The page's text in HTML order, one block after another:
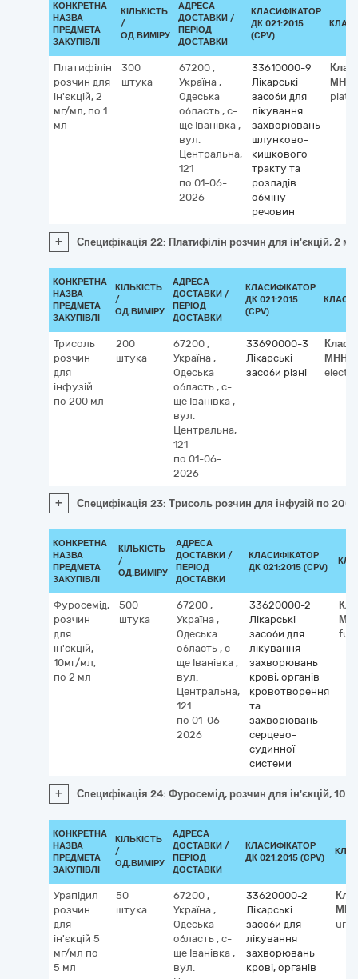
КОНКРЕТНА
НАЗВА
ПРЕДМЕТА
ЗАКУПІВЛІ
КІЛЬКІСТЬ
/
ОД.ВИМІРУ
АДРЕСА
ДОСТАВКИ /
ПЕРІОД
ДОСТАВКИ
КЛАСИФІКАТОР
ДК 021:2015
(CPV)
Платифілін
розчин для
ін'єкцій, 2
мг/мл, по 1
мл
300
штука
67200 ,
Україна ,
Одеська
область , с-
ще Іванівка ,
вул.
Центральна,
121
по 01-06-
2026
33610000-9
Лікарські
засоби для
лікування
захворювань
шлунково-
кишкового
тракту та
розладів
обміну
речовин
МНН
+ Специфікація 22: Платифілін розчин для ін'єкцій, 2
КОНКРЕТНА
НАЗВА
ПРЕДМЕТА
ЗАКУПІВЛІ
КІЛЬКІСТЬ
/
ОД.ВИМІРУ
АДРЕСА
ДОСТАВКИ /
ПЕРІОД
ДОСТАВКИ
КЛАСИФІКАТОР
ДК 021:2015
(CPV)
Трисоль
розчин
для
інфузій
по 200 мл
200
штука
67200 ,
Україна ,
Одеська
область , с-
ще Іванівка ,
вул.
Центральна,
121
по 01-06-
2026
33690000-3
Лікарські
засоби різні
МНН
+ Специфікація 23: Трисоль розчин для інфузій по 200
КОНКРЕТНА
НАЗВА
ПРЕДМЕТА
ЗАКУПІВЛІ
КІЛЬКІСТЬ
/
ОД.ВИМІРУ
АДРЕСА
ДОСТАВКИ /
ПЕРІОД
ДОСТАВКИ
КЛАСИФІКАТОР
ДК 021:2015 (CPV)
Фуросемід,
розчин
для
ін'єкцій,
10мг/мл,
по 2 мл
500
штука
67200 ,
Україна ,
Одеська
область , с-
ще Іванівка ,
вул.
Центральна,
121
по 01-06-
2026
33620000-2
Лікарські
засоби для
лікування
захворювань
крові, органів
кровотворення
та
захворювань
серцево-
судинної
системи
+ Специфікація 24: Фуросемід, розчин для ін'єкцій,
КОНКРЕТНА
НАЗВА
ПРЕДМЕТА
ЗАКУПІВЛІ
КІЛЬКІСТЬ
/
ОД.ВИМІРУ
АДРЕСА
ДОСТАВКИ /
ПЕРІОД
ДОСТАВКИ
КЛАСИФІКАТОР
ДК 021:2015 (CPV)
Урапідил
розчин
для
ін'єкцій 5
мг/мл по
5 мл
50
штука
67200 ,
Україна ,
Одеська
область , с-
ще Іванівка ,
вул.
33620000-2
Лікарські
засоби для
лікування
захворювань
крові, органів
МНН